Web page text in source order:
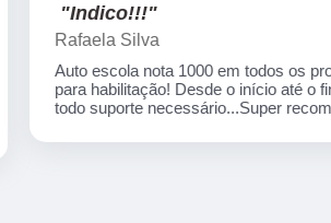
"Indico!!!"
Rafaela Silva
Auto escola nota 1000 em todos os
para habilitação! Desde o início até o
todo suporte necessário...Super